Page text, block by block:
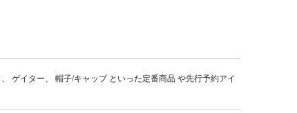
ゲイター 帽子/キャップといった定番商品 や先行予約アイ